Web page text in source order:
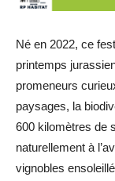
Né en 2022, ce
printemps
promeneurs
paysages, la
600 kilomètres de
naturellement à
vignobles